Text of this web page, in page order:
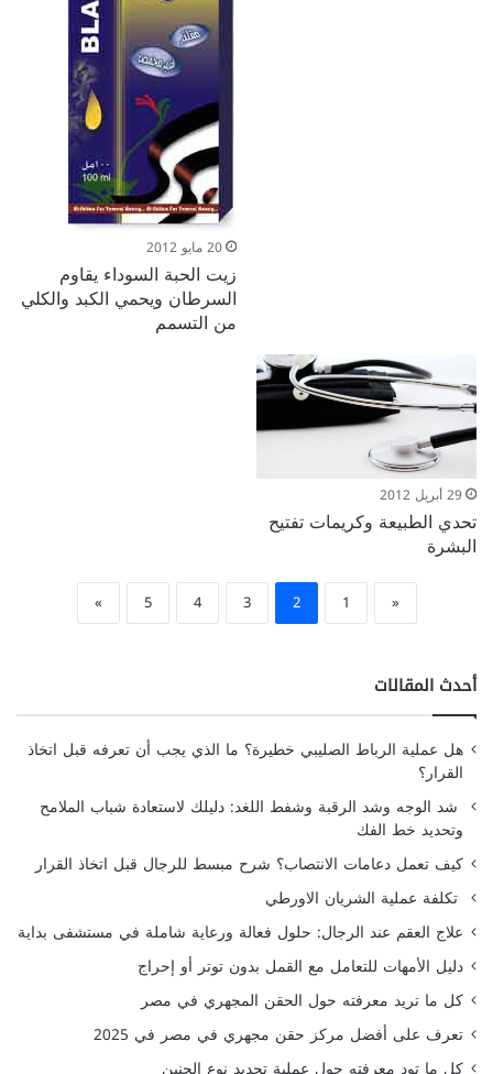
20 مايو 2012
زيت الحبة السوداء يقاوم
السرطان ويحمي الكبد والكلي
من التسمم
29 أبريل 2012
تحدي الطبيعة وكريمات تفتيح
البشرة
«
1
2
3
4
5
»
أحدث المقالات
هل عملية الرباط الصليبي خطيرة؟ ما الذي يجب أن تعرفه قبل اتخاذ
القرار؟
شد الوجه وشد الرقبة وشفط اللغد: دليلك لاستعادة شباب الملامح
وتحديد خط الفك
كيف تعمل دعامات الانتصاب؟ شرح مبسط للرجال قبل اتخاذ القرار
تكلفة عملية الشريان الاورطي
علاج العقم عند الرجال: حلول فعالة ورعاية شاملة في مستشفى بداية
دليل الأمهات للتعامل مع القمل بدون توتر أو إحراج
كل ما تريد معرفته حول الحقن المجهري في مصر
تعرف على أفضل مركز حقن مجهري في مصر في 2025